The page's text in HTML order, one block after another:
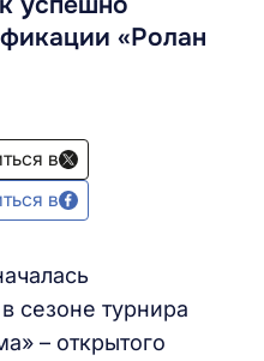
«Ролан
в
в
сезоне турнира
– открытого